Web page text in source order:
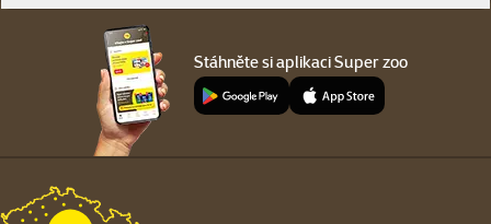
Stáhněte si aplikaci Super zoo